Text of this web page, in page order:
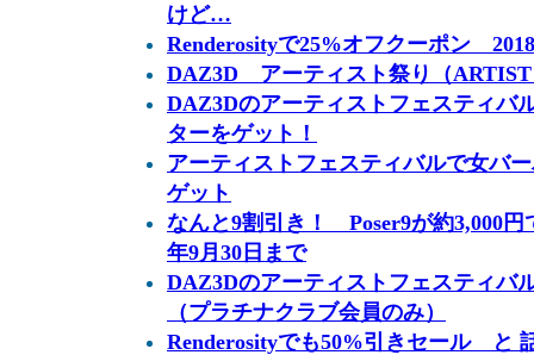
けど…
Renderosityで25%オフクーポン
DAZ3D アーティスト祭り（
DAZ3Dのアーティストフェスティバ
ターをゲット！
アーティストフェスティバルで女バ
ゲット
なんと9割引き！ Poser9が約3,000
年9月30日まで
DAZ3Dのアーティストフェスティバ
（プラチナクラブ会員のみ）
Renderosityでも50%引きセール と